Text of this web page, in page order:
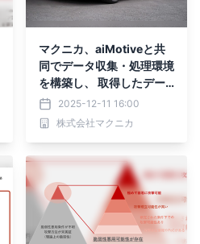
マクニカ、aiMotiveと共
同でデータ収集・処理環境
を構築し、 取得したデー
タをもとにAIを使って生成
したデータを提供する先進
的サービスを開始
2025-12-11 16:00
株式会社マクニカ